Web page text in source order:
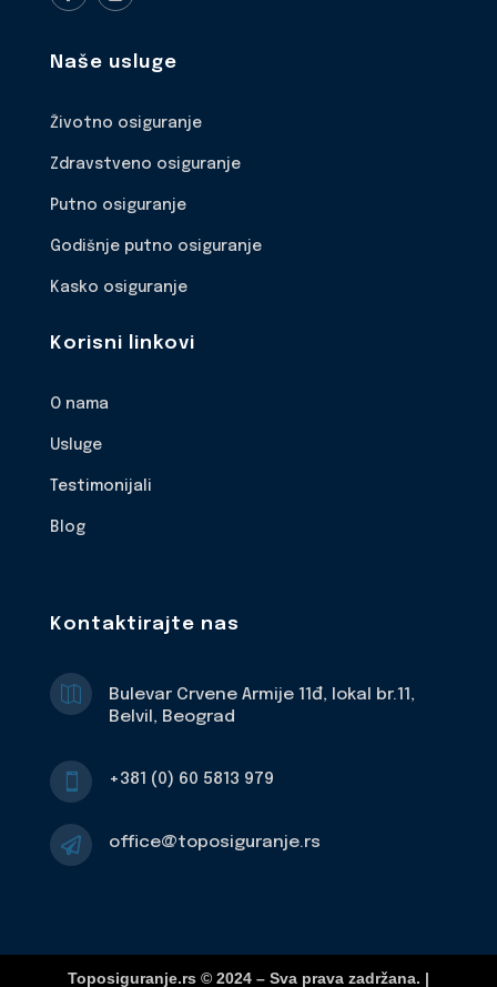
Naše usluge
Životno osiguranje
Zdravstveno osiguranje
Putno osiguranje
Godišnje putno osiguranje
Kasko osiguranje
Korisni linkovi
O nama
Usluge
Testimonijali
Blog
Kontaktirajte nas
Bulevar Crvene Armije 11đ, lokal br.11,
Belvil, Beograd
+381 (0) 60 5813 979
 office@toposiguranje.rs
Toposiguranje.rs © 2024 – Sva prava zadržana. |